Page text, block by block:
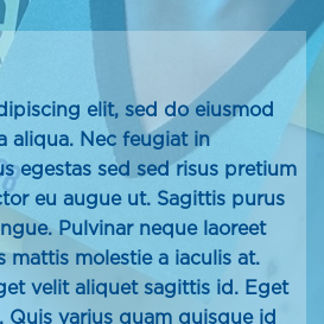
elit, sed do eiusmod
aliqua. Nec feugiat in
egestas sed sed risus pretium
eu augue ut. Sagittis purus
Pulvinar neque laoreet
mattis molestie a iaculis at.
velit aliquet sagittis id. Eget
Quis varius quam quisque id